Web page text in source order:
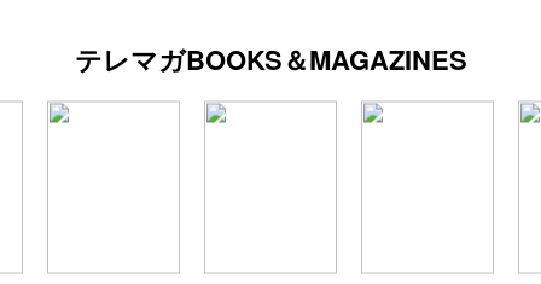
テレマガBOOKS＆MAGAZINES